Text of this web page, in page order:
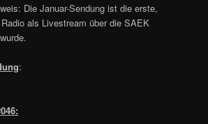
Die Januar-Sendung ist die erste,
als Livestream über die SAEK
: